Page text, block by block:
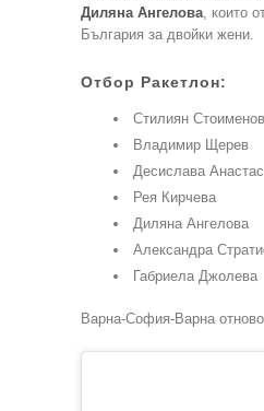
Диляна Ангелова , които
България за двойки жени.
Отбор Ракетлон:
Стилиян Стоименов
Владимир Щерев
Десислава
Рея Кирчева
Диляна Ангелова
Александра
Габриела Джолева
Варна-София-Варна